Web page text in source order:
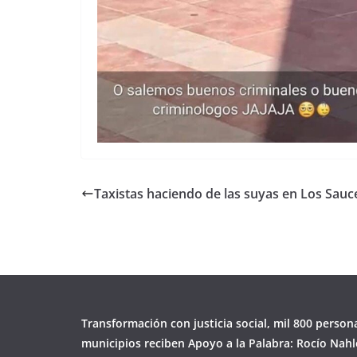
Taxistas haciendo de las suyas en Los
Transformación con justicia social, mil 800
municipios reciben Apoyo a la Palabra: Rocío